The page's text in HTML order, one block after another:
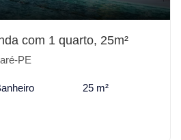
com 1 quarto, 25m²
PE
25 m²